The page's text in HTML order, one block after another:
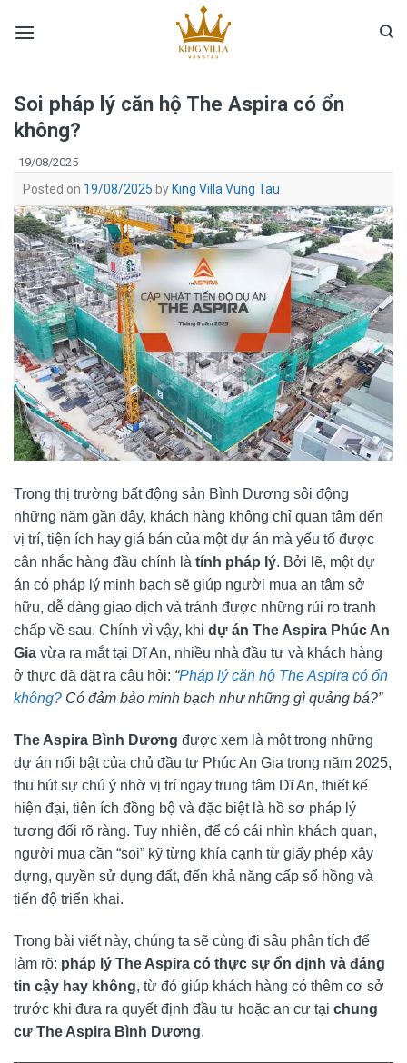
Soi pháp lý căn hộ The Aspira có ổn
không?
19/08/2025
Posted on 19/08/2025 by King Villa Vung Tau
Trong thị trường bất động sản Bình Dương sôi động
những năm gần đây, khách hàng không chỉ quan tâm đến
vị trí, tiện ích hay giá bán của một dự án mà yếu tố được
cân nhắc hàng đầu chính là tính pháp lý. Bởi lẽ, một dự
án có pháp lý minh bạch sẽ giúp người mua an tâm sở
hữu, dễ dàng giao dịch và tránh được những rủi ro tranh
chấp về sau. Chính vì vậy, khi dự án The Aspira Phúc An
Gia vừa ra mắt tại Dĩ An, nhiều nhà đầu tư và khách hàng
ở thực đã đặt ra câu hỏi: “Pháp lý căn hộ The Aspira có ổn
không? Có đảm bảo minh bạch như những gì quảng bá?”
The Aspira Bình Dương được xem là một trong những
dự án nổi bật của chủ đầu tư Phúc An Gia trong năm 2025,
thu hút sự chú ý nhờ vị trí ngay trung tâm Dĩ An, thiết kế
hiện đại, tiện ích đồng bộ và đặc biệt là hồ sơ pháp lý
tương đối rõ ràng. Tuy nhiên, để có cái nhìn khách quan,
người mua cần “soi” kỹ từng khía cạnh từ giấy phép xây
dựng, quyền sử dụng đất, đến khả năng cấp sổ hồng và
tiến độ triển khai.
Trong bài viết này, chúng ta sẽ cùng đi sâu phân tích để
làm rõ: pháp lý The Aspira có thực sự ổn định và đáng
tin cậy hay không, từ đó giúp khách hàng có thêm cơ sở
trước khi đưa ra quyết định đầu tư hoặc an cư tại chung
cư The Aspira Bình Dương.